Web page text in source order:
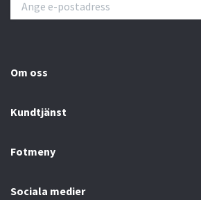
Om oss
Kundtjänst
Fotmeny
Sociala medier